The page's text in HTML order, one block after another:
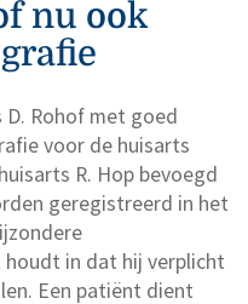
nu ook
D. Rohof met goed
voor de huisarts
R. Hop bevoegd
geregistreerd in het
houdt in dat hij verplicht
Een patiënt dient